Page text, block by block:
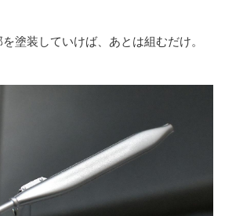
塗装していけば、あとは組むだけ。